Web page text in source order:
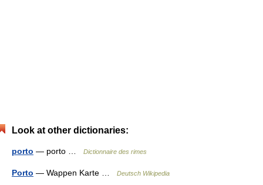
Look at other dictionaries:
porto — porto … Dictionnaire des rimes
Porto — Wappen Karte … Deutsch Wikipedia